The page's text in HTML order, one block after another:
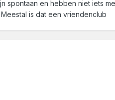
spontaan en hebben niet iets
is dat een vriendenclub